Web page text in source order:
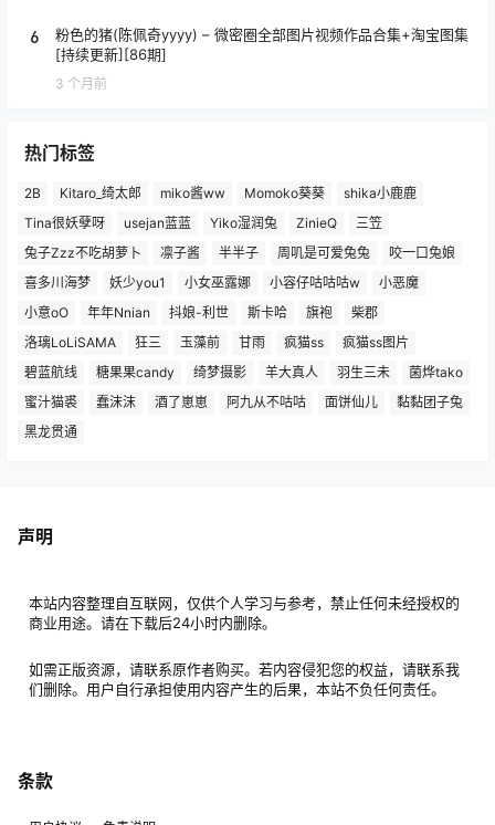
6
粉色的猪(陈佩奇yyyy) – 微密圈全部图片视频作品合集+淘宝图集
[持续更新][86期]
3 个月前
热门标签
2B Kitaro_绮太郎 miko酱ww Momoko葵葵
shika小鹿鹿
Tina很妖孽呀
usejan蓝蓝 Yiko湿润兔 ZinieQ
三笠
兔子Zzz不吃胡萝卜
凛子酱 半半子 周叽是可爱兔兔
咬一口兔娘
喜多川海梦
妖少you1 小女巫露娜 小容仔咕咕咕w
小恶魔
小意oO
年年Nnian 抖娘-利世 斯卡哈 旗袍
柴郡
洛璃LoLiSAMA
狂三 玉藻前 甘雨 疯猫ss
疯猫ss图片
碧蓝航线
糖果果candy 绮梦摄影 羊大真人 羽生三未
菌烨tako
蜜汁猫裘
蠢沫沫 酒了崽崽 阿九从不咕咕 面饼仙儿
黏黏团子兔
黑龙贯通
声明
本站内容整理自互联网，仅供个人学习与参考，禁止任何未经授权的
商业用途。请在下载后24小时内删除。
如需正版资源，请联系原作者购买。若内容侵犯您的权益，请联系我
们删除。用户自行承担使用内容产生的后果，本站不负任何责任。
条款